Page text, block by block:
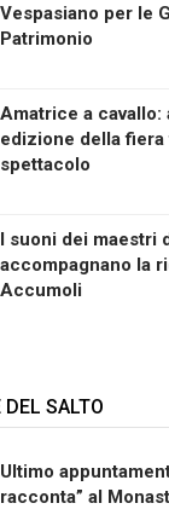
Vespasiano per le
Patrimonio
Amatrice a cavallo:
edizione della
spettacolo
I suoni dei maestri
accompagnano la
Accumoli
SALTO
Ultimo
racconta” al